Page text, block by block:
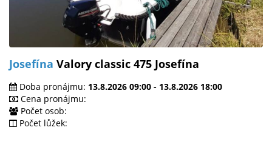
Josefína Valory classic 475 Josefína
Doba pronájmu: 13.8.2026 09:00 - 13.8.2026 18:00
Cena pronájmu:
Počet osob:
Počet lůžek: